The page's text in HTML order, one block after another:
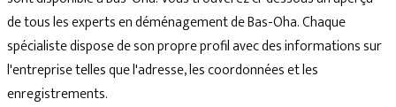
de tous les experts en déménagement de Bas-Oha. Chaque
spécialiste dispose de son propre profil avec des informations sur
l'entreprise telles que l'adresse, les coordonnées et les
enregistrements.